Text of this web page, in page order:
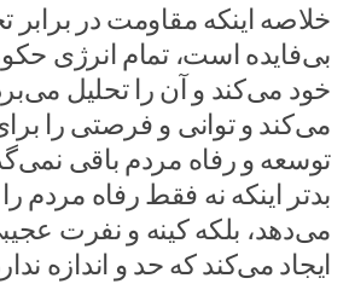
خلاصه اینکه مقاومت در برابر
بی‌فایده است، تمام انرژی
خود می‌کند و آن را تحلیل
می‌کند و توانی و فرصتی را
توسعه و رفاه مردم باقی
بدتر اینکه نه فقط رفاه مردم
می‌دهد، بلکه کینه و نفرت
ایجاد می‌کند که حد و اندازه